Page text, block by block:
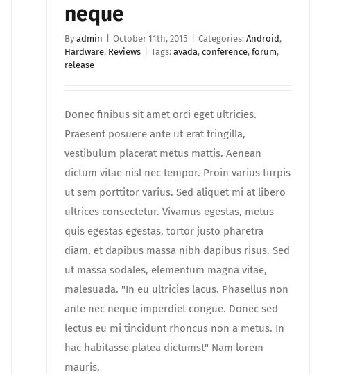
neque
Byadmin October 11th, 2015 Categories:Android,
Hardware, Reviews Tags:avada,conference,forum,
release
Donec finibus sit amet orci eget ultricies.
Praesent posuere ante ut erat fringilla,
vestibulum placerat metus mattis. Aenean
dictum vitae nisl nec tempor. Proin varius turpis
ut sem porttitor varius. Sed aliquet mi at libero
ultrices consectetur. Vivamus egestas, metus
quis egestas egestas, tortor justo pharetra
diam, et dapibus massa nibh dapibus risus. Sed
ut massa sodales, elementum magna vitae,
malesuada. "In eu ultricies lacus. Phasellus non
ante nec neque imperdiet congue. Donec sed
lectus eu mi tincidunt rhoncus non a metus. In
hac habitasse platea dictumst" Nam lorem
mauris,